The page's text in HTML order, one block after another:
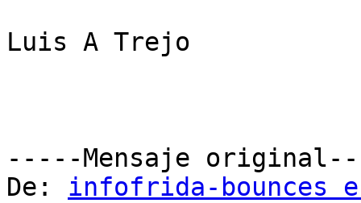
Luis A Trejo
-----Mensaje
De: infofrida-bounces